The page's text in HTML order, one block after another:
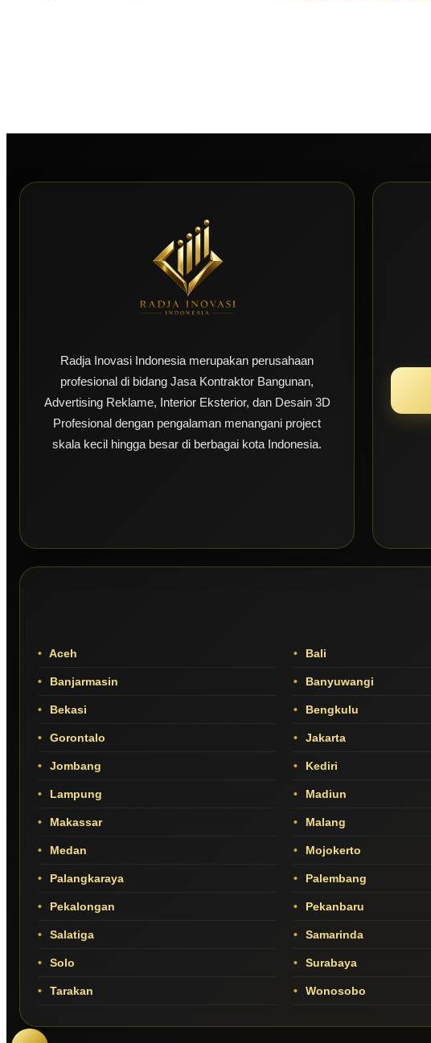
Radja Inovasi Indonesia merupakan perusahaan
profesional di bidang Jasa Kontraktor Bangunan,
Advertising Reklame, Interior Eksterior, dan Desain 3D
Profesional dengan pengalaman menangani project
skala kecil hingga besar di berbagai kota Indonesia.
Aceh Bali
Banjarmasin Banyuwangi
Bekasi Bengkulu
Gorontalo Jakarta
Jombang Kediri
Lampung Madiun
Makassar Malang
Medan Mojokerto
Palangkaraya Palembang
Pekalongan Pekanbaru
Salatiga Samarinda
Solo Surabaya
Tarakan Wonosobo